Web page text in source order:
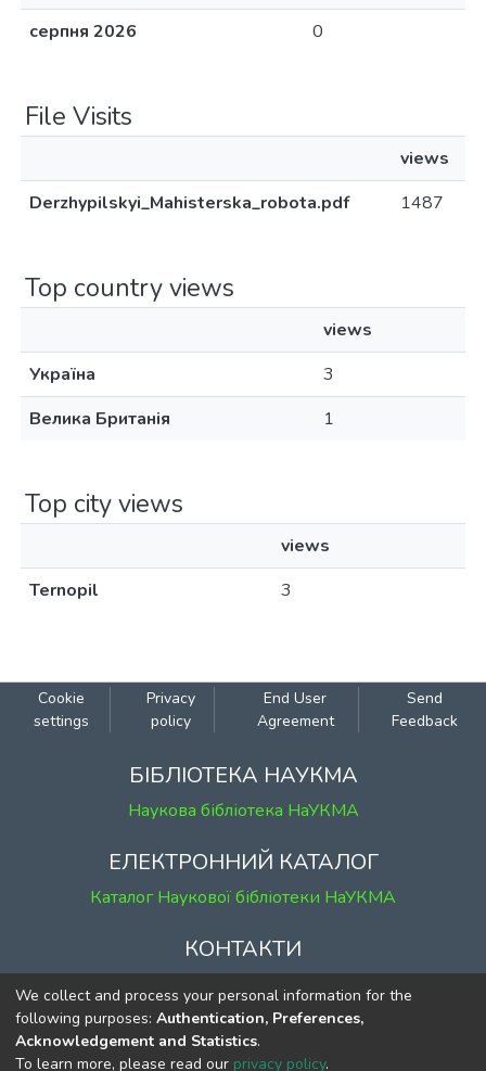
серпня 2026
0
File Visits
views
Derzhypilskyi_Mahisterska_robota.pdf
1487
Top country views
views
Україна
3
Велика Британія
1
Top city views
views
Ternopil
3
Cookie
settings
Privacy
policy
End User
Agreement
Send
Feedback
БІБЛІОТЕКА НАУКМА
Наукова бібліотека НаУКМА
ЕЛЕКТРОННИЙ КАТАЛОГ
Каталог Наукової бібліотеки НаУКМА
КОНТАКТИ
м. Київ, вул. Григорія Сковороди, 2
к. 1, к. 120
тел. (044) 463-69-31
We collect and process your personal information for the
following purposes: Authentication, Preferences,
Acknowledgement and Statistics.
To learn more, please read our privacy policy.